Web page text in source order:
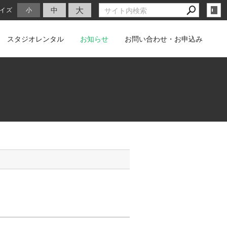
ズ 小 中 大
スタジオレンタル お知らせ お問い合わせ・お申込み